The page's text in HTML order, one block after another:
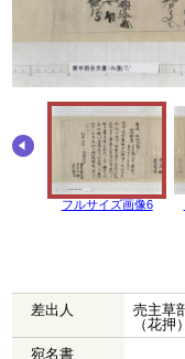
フルサイズ画像6
差出人
売主草
（花押）
宛名書